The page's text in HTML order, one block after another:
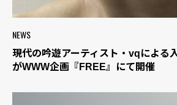
NEWS
現代の吟遊アーティスト・vqによる
がWWW企画『FREE』にて開催